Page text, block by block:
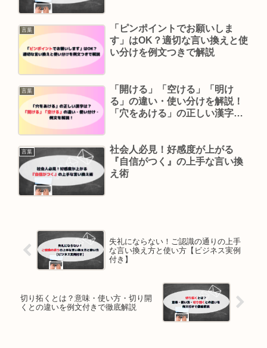
言葉
「ピンポイントでお願いしま
す」はOK？適切な言い換えと使
い分けを例文つきで解説
言葉
「開ける」「空ける」「明け
る」の違い・使い分けを解説！
「穴をあける」の正しい漢字は
言葉
社会人必見！好感度が上がる
『自信がつく』の上手な言い換
え術
失礼にならない！ご認識の通りの上手
な言い換え方と使い方【ビジネス実例
付き】
切り拓くとは？意味・使い方・切り開
くとの違いを例文付きで徹底解説